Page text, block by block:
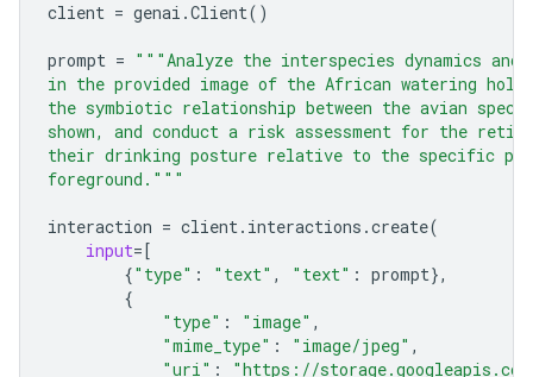
client = genai .Client()
prompt = """Analyze the interspecies dynamics
in the provided image of the African watering
the symbiotic relationship between the avian
shown, and conduct a risk assessment for the
their drinking posture relative to the specific
foreground."""
interaction = client. interactions .create(
input=[
{"type" : "text" , "text" : prompt},
{
"type" : "image" ,
"mime_type" : "image/jpeg" ,
"uri" :
"https://